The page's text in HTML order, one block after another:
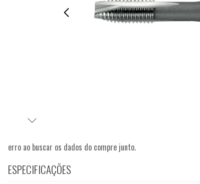
erro ao buscar os dados do compre junto.
ESPECIFICAÇÕES